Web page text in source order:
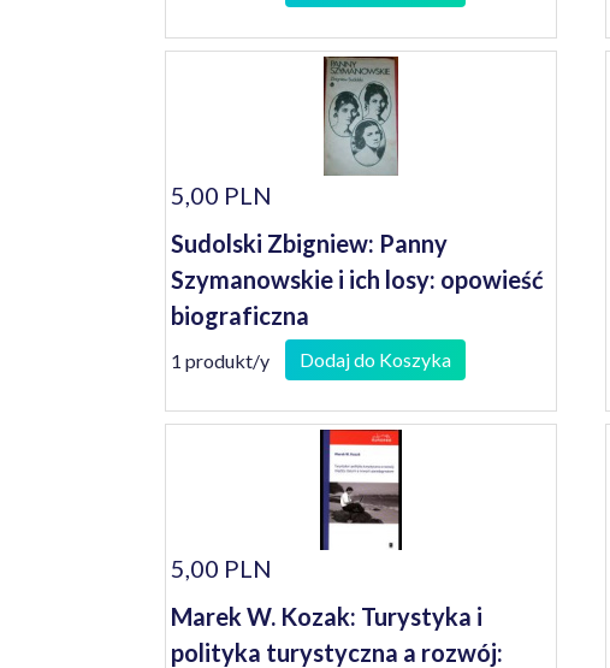
5,00 PLN
Sudolski Zbigniew: Panny
Szymanowskie i ich losy: opowieść
biograficzna
1 produkt/y Dodaj do Koszyka
5,00 PLN
Marek W. Kozak: Turystyka i
polityka turystyczna a rozwój: